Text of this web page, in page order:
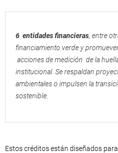
6 entidades financieras, entre
financiamiento verde y
acciones de medición de la
institucional. Se respaldan
ambientales o impulsen la
sostenible.
Estos créditos están diseñados